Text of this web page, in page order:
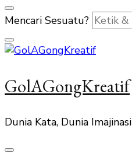
Mencari Sesuatu?
GolAGongKreatif
Dunia Kata, Dunia Imajinasi